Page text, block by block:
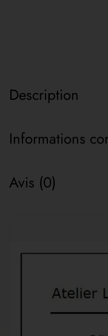
Description
Informations
Avis (0)